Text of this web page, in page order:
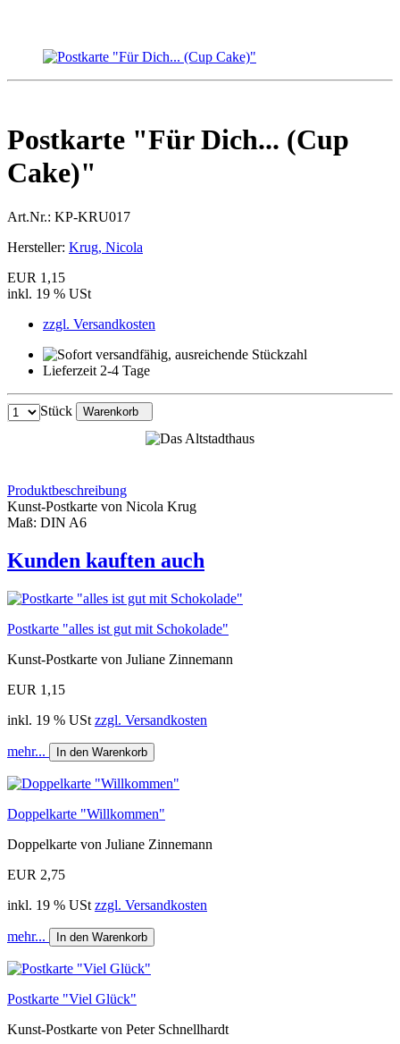
Postkarte "Für Dich... (Cup
Cake)"
Art.Nr.: KP-KRU017
Hersteller: Krug, Nicola
EUR 1,15
inkl. 19 % USt
zzgl. Versandkosten
Lieferzeit 2-4 Tage
Stück Warenkorb
Produktbeschreibung
Kunst-Postkarte von Nicola Krug
Maß: DIN A6
Kunden kauften auch
Postkarte "alles ist gut mit Schokolade"
Kunst-Postkarte von Juliane Zinnemann
EUR 1,15
inkl. 19 % USt zzgl. Versandkosten
mehr... In den Warenkorb
Doppelkarte "Willkommen"
Doppelkarte von Juliane Zinnemann
EUR 2,75
inkl. 19 % USt zzgl. Versandkosten
mehr... In den Warenkorb
Postkarte "Viel Glück"
Kunst-Postkarte von Peter Schnellhardt